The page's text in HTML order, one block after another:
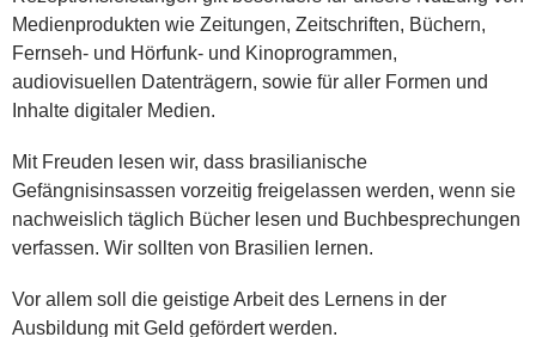
Medienprodukten wie Zeitungen, Zeitschriften, Büchern,
Fernseh- und Hörfunk- und Kinoprogrammen,
audiovisuellen Datenträgern, sowie für aller Formen und
Inhalte digitaler Medien.
Mit Freuden lesen wir, dass brasilianische
Gefängnisinsassen vorzeitig freigelassen werden, wenn sie
nachweislich täglich Bücher lesen und Buchbesprechungen
verfassen. Wir sollten von Brasilien lernen.
Vor allem soll die geistige Arbeit des Lernens in der
Ausbildung mit Geld gefördert werden.